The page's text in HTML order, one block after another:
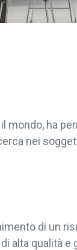
ha
nei
di un
alta qualità e